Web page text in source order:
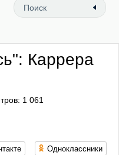
Каррера
1 061
Одноклассники